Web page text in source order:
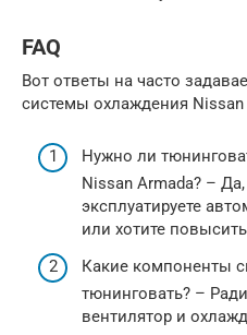
FAQ
Вот ответы на часто
системы охлаждения Nissan
Нужно ли
Nissan Armada? –
эксплуатируете
или хотите
Какие компоненты
тюнинговать? –
вентилятор и